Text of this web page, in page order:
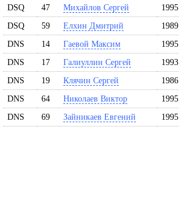
DSQ
47 Михайлов Сергей
1995
DSQ
59 Елхин Дмитрий
1989
DNS
14 Гаевой Максим
1995
DNS
17 Галиуллин Сергей
1993
DNS
19 Клячин Сергей
1986
DNS
64 Николаев Виктор
1995
DNS
69 Зайникаев Евгений 1995